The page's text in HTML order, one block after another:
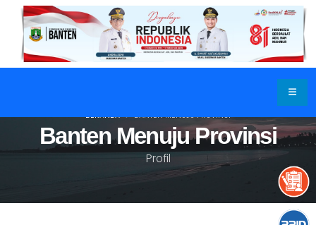
Banten Menuju Provinsi
Profil
BERANDA BANTEN MENUJU PROVINSI